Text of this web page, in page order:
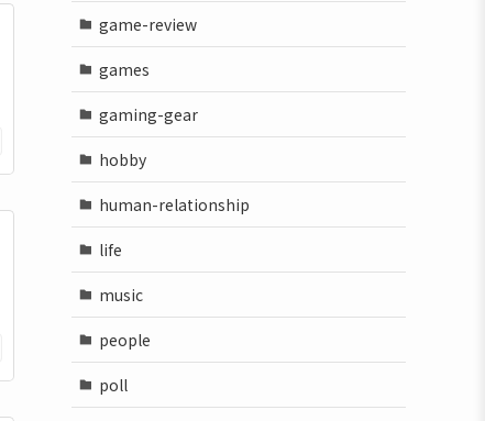
game-review
games
gaming-gear
hobby
human-relationship
life
music
people
poll